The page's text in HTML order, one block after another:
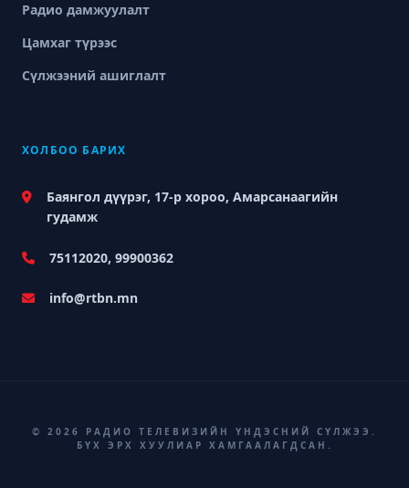
Радио дамжуулалт
Цамхаг түрээс
Сүлжээний ашиглалт
ХОЛБОО БАРИХ
Баянгол дүүрэг, 17-р хороо, Амарсанаагийн
гудамж
75112020, 99900362
info@rtbn.mn
© 2026 РАДИО ТЕЛЕВИЗИЙН ҮНДЭСНИЙ СҮЛЖЭЭ.
БҮХ ЭРХ ХУУЛИАР ХАМГААЛАГДСАН.